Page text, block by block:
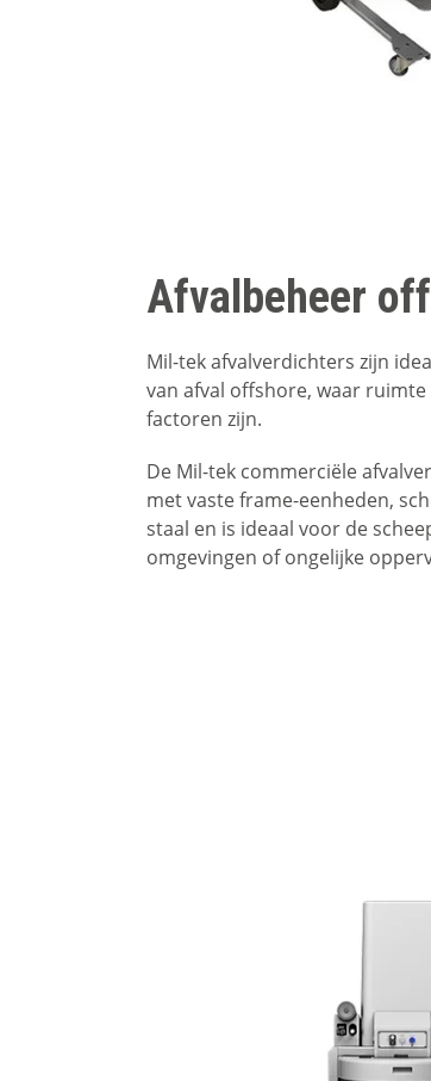
Afvalbeheer
Mil-tek afvalverdichters zijn
van afval offshore, waar
factoren zijn.
De Mil-tek commerciële
met vaste frame-eenheden,
staal en is ideaal voor de
omgevingen of ongelijke